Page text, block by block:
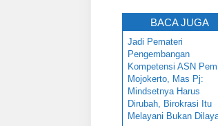
BACA JUGA
Jadi Pemateri
Pengembangan
Kompetensi ASN
Mojokerto, Mas Pj:
Mindsetnya Harus
Dirubah, Birokrasi Itu
Melayani Bukan